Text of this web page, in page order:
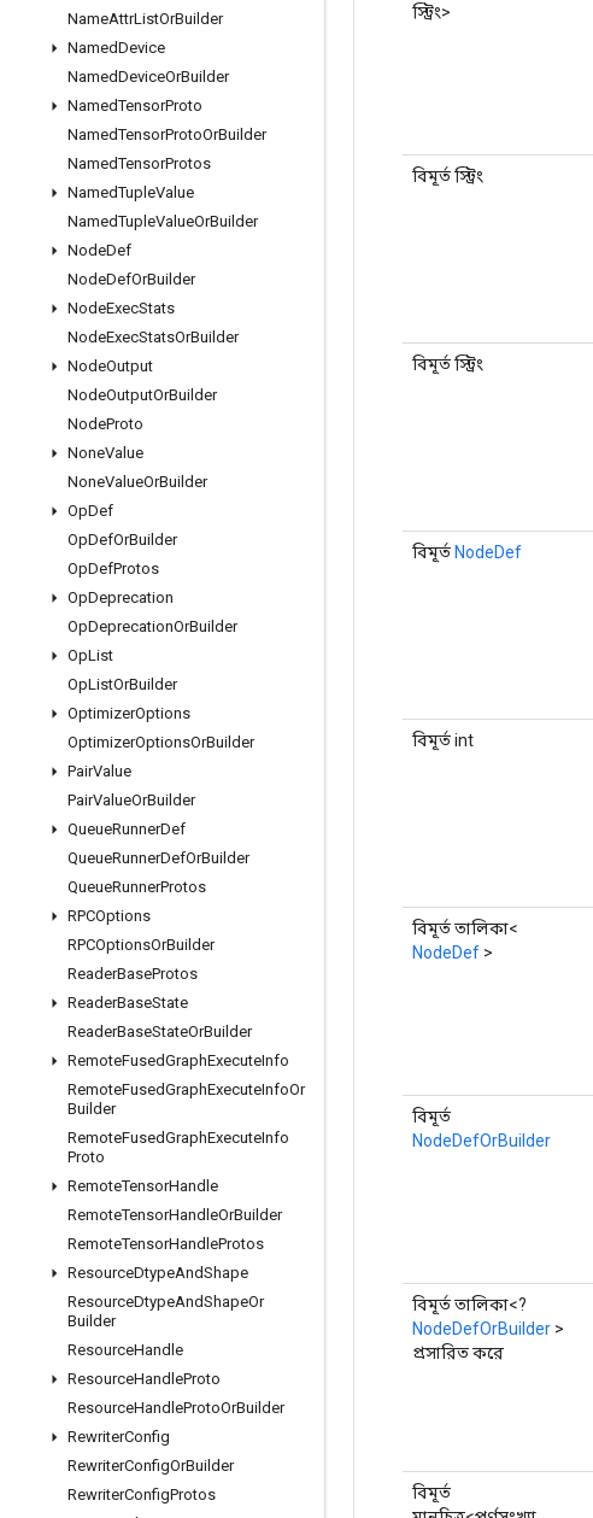
NameAttrListOrBuilder
NamedDevice
NamedDeviceOrBuilder
NamedTensorProto
NamedTensorProtoOrBuilder
NamedTensorProtos
NamedTupleValue
NamedTupleValueOrBuilder
NodeDef
NodeDefOrBuilder
NodeExecStats
NodeExecStatsOrBuilder
NodeOutput
NodeOutputOrBuilder
NodeProto
NoneValue
NoneValueOrBuilder
OpDef
OpDefOrBuilder
OpDefProtos
OpDeprecation
OpDeprecationOrBuilder
OpList
OpListOrBuilder
OptimizerOptions
OptimizerOptionsOrBuilder
PairValue
PairValueOrBuilder
QueueRunnerDef
QueueRunnerDefOrBuilder
QueueRunnerProtos
RPCOptions
RPCOptionsOrBuilder
ReaderBaseProtos
ReaderBaseState
ReaderBaseStateOrBuilder
RemoteFusedGraphExecuteInfo
RemoteFusedGraphExecuteInfoOr
Builder
RemoteFusedGraphExecuteInfo
Proto
RemoteTensorHandle
RemoteTensorHandleOrBuilder
RemoteTensorHandleProtos
ResourceDtypeAndShape
ResourceDtypeAndShapeOr
Builder
ResourceHandle
ResourceHandleProto
ResourceHandleProtoOrBuilder
RewriterConfig
RewriterConfigOrBuilder
RewriterConfigProtos
স্ট্রিং>
বিমূর্ত স্ট্রিং
বিমূর্ত স্ট্রিং
বিমূর্ত NodeDef
বিমূর্ত int
বিমূর্ত তালিকা<
NodeDef >
বিমূর্ত
NodeDefOrBuilder
বিমূর্ত তালিকা<?
NodeDefOrBuilder >
প্রসারিত করে
বিমূর্ত